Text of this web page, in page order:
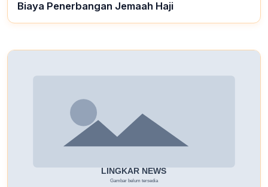
Biaya Penerbangan Jemaah Haji